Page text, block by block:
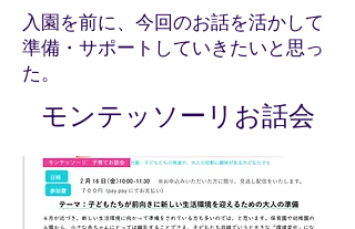
入園を前に、今回のお話を活かして
準備・サポートしていきたいと思っ
た。
モンテッソーリお話会